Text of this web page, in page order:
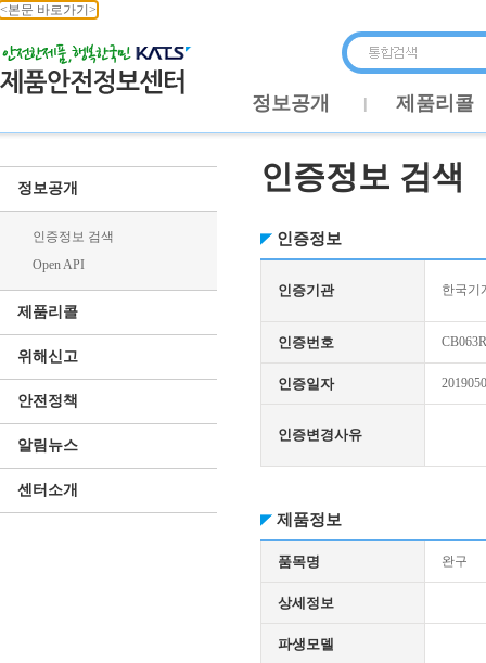
<본문 바로가기>
정보공개 제품리콜
정보공개
인증정보 검색
Open API
제품리콜
위해신고
안전정책
알림뉴스
센터소개
인증정보 검색
인증정보
인증기관 한국기
인증번호
인증일자
인증변경사유
제품정보
품목명 완구
상세정보
파생모델